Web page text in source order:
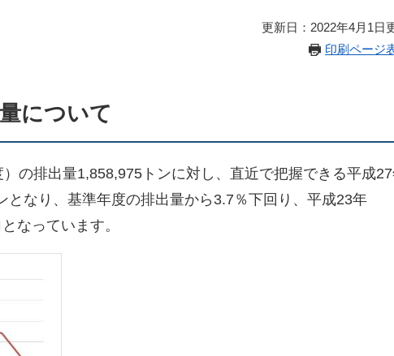
更新日：2022年4月1日
印刷ページ
について
の排出量1,858,975トンに対し、直近で把握できる平成
となり、基準年度の排出量から3.7％下回り、平成23年
なっています。